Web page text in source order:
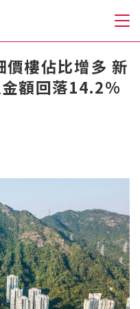
樓佔比增多 新
額回落14.2%